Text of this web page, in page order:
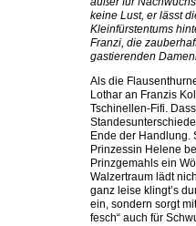
keine Lust, er lässt
Kleinfürstentums
Franzi, die
gastierenden
Als die
Lothar an Franzis
Tschinellen-Fifi.
Ende der Handlung.
Prinzessin Helene
Prinzgemahls ein
Walzertraum lädt
ganz leise klingt’s
ein, sondern sorgt
fesch“ auch für